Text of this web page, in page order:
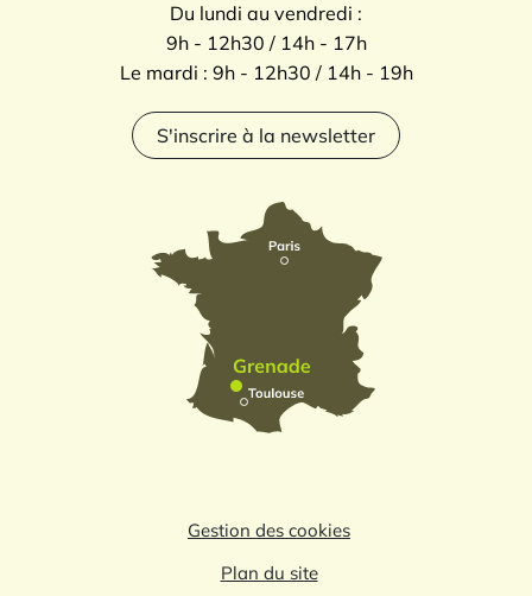
Du lundi au vendredi :
9h - 12h30 / 14h - 17h
Le mardi : 9h - 12h30 / 14h - 19h
S'inscrire à la newsletter
Gestion des cookies
Plan du site